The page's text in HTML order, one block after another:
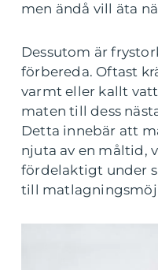
men ändå vill äta
Dessutom är
förbereda. Oftast
varmt eller kallt
maten till dess
Detta innebär att
njuta av en måltid,
fördelaktigt under
till